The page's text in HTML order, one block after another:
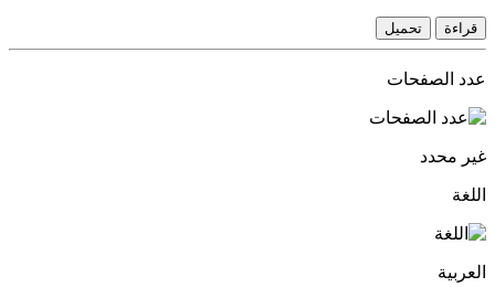
قراءة تحميل
عدد الصفحات
غير محدد
اللغة
العربية